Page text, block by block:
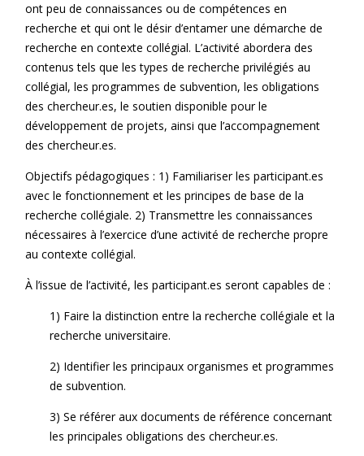
ont peu de connaissances ou de compétences en
recherche et qui ont le désir d’entamer une démarche de
recherche en contexte collégial. L’activité abordera des
contenus tels que les types de recherche privilégiés au
collégial, les programmes de subvention, les obligations
des chercheur.es, le soutien disponible pour le
développement de projets, ainsi que l’accompagnement
des chercheur.es.
Objectifs pédagogiques : 1) Familiariser les participant.es
avec le fonctionnement et les principes de base de la
recherche collégiale. 2) Transmettre les connaissances
nécessaires à l’exercice d’une activité de recherche propre
au contexte collégial.
À l’issue de l’activité, les participant.es seront capables de :
1) Faire la distinction entre la recherche collégiale et la
recherche universitaire.
2) Identifier les principaux organismes et programmes
de subvention.
3) Se référer aux documents de référence concernant
les principales obligations des chercheur.es.